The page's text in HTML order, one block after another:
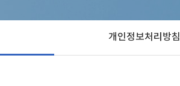
개인정보처리방침